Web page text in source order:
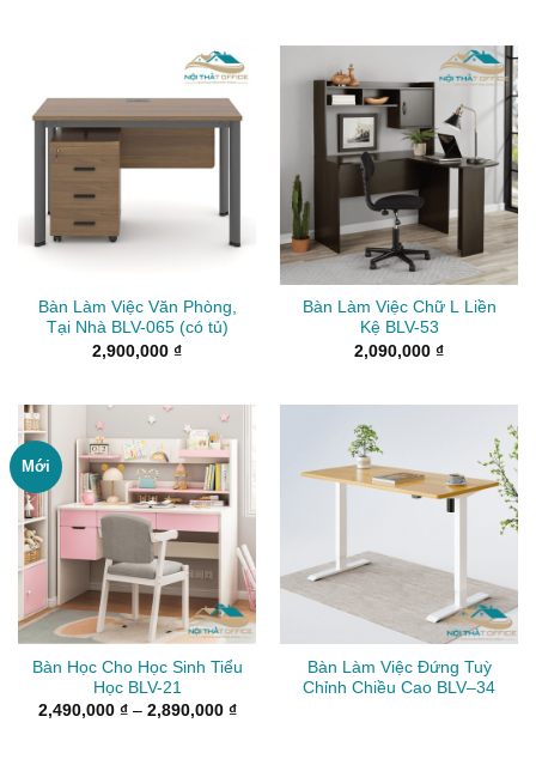
2,350,000 ₫
đến
Bàn Làm Việc Văn Phòng,
Tại Nhà BLV-065 (có tủ)
2,900,000 ₫
Bàn Làm Việc Chữ L Liền
Kệ BLV-53
2,090,000 ₫
Mới
Bàn Học Cho Học Sinh Tiểu
Học BLV-21
2,490,000 ₫ – 2,890,000 ₫Khoảng
Bàn Làm Việc Đứng Tuỳ
Chỉnh Chiều Cao BLV–34